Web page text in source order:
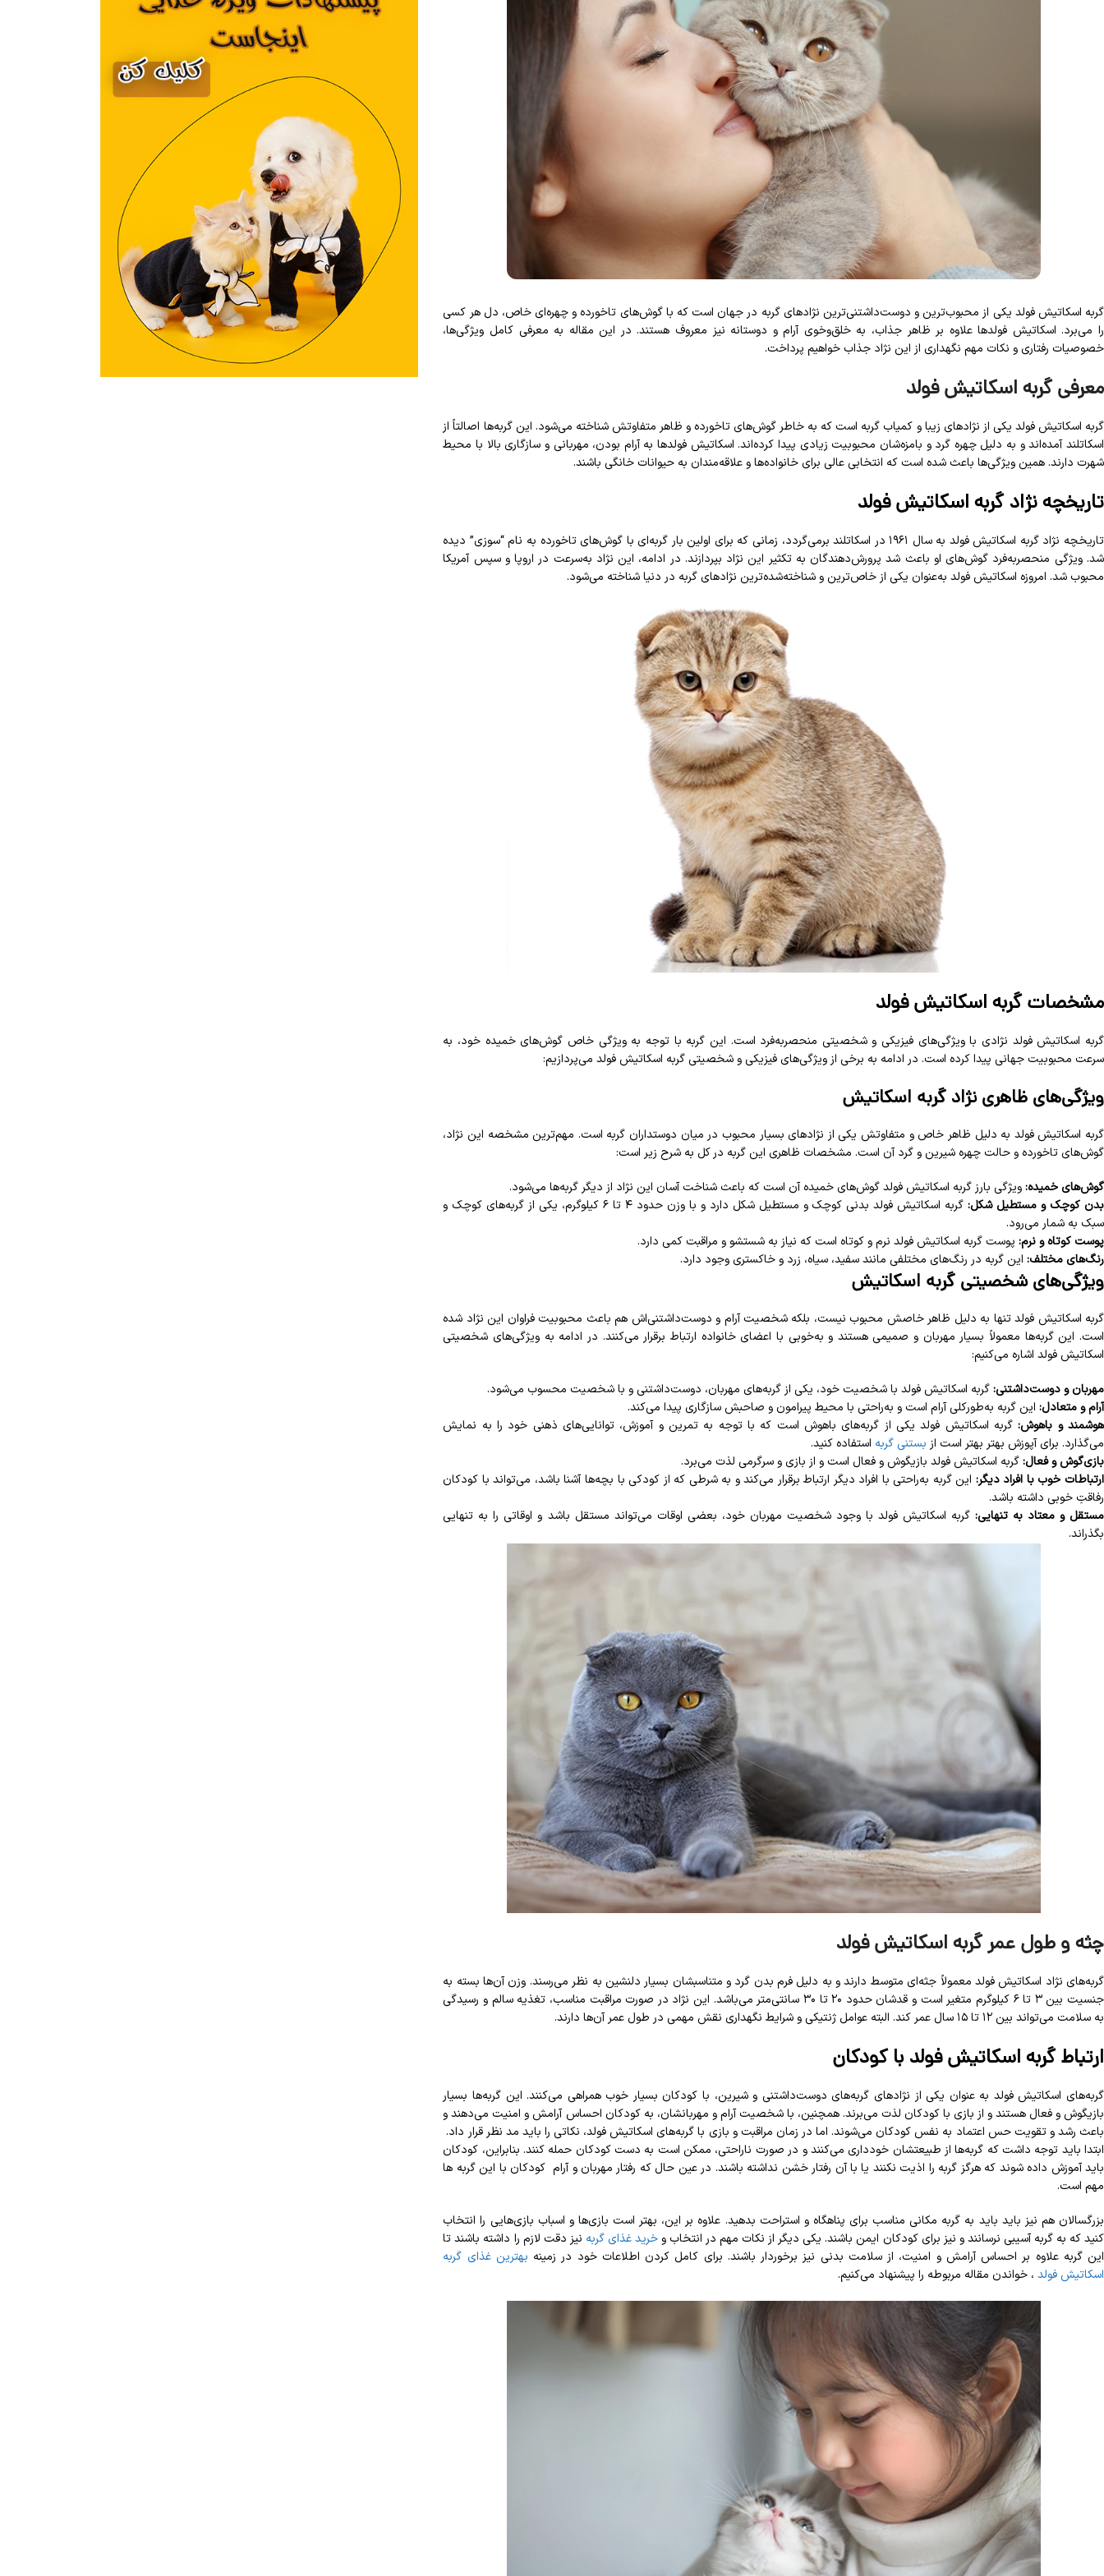
گربه اسکاتیش فولد یکی از محبوب‌ترین و دوست‌داشتنی‌ترین نژادهای گربه در جهان است که با گوش‌های تاخورده و چهره‌ای خاص، دل هر کسی
را می‌برد. اسکاتیش فولدها علاوه بر ظاهر جذاب، به خلق‌وخوی آرام و دوستانه نیز معروف هستند. در این مقاله به معرفی کامل ویژگی‌ها،
خصوصیات رفتاری و نکات مهم نگهداری از این نژاد جذاب خواهیم پرداخت.
معرفی گربه اسکاتیش فولد
گربه اسکاتیش فولد یکی از نژادهای زیبا و کمیاب گربه است که به خاطر گوش‌های تاخورده و ظاهر متفاوتش شناخته می‌شود. این گربه‌ها اصالتاً از
اسکاتلند آمده‌اند و به دلیل چهره گرد و بامزه‌شان محبوبیت زیادی پیدا کرده‌اند. اسکاتیش فولدها به آرام بودن، مهربانی و سازگاری بالا با محیط
شهرت دارند. همین ویژگی‌ها باعث شده است که انتخابی عالی برای خانواده‌ها و علاقه‌مندان به حیوانات خانگی باشند.
تاریخچه نژاد گربه اسکاتیش فولد
تاریخچه نژاد گربه اسکاتیش فولد به سال ۱۹۶۱ در اسکاتلند برمی‌گردد، زمانی که برای اولین بار گربه‌ای با گوش‌های تاخورده به نام “سوزی” دیده
شد. ویژگی منحصربه‌فرد گوش‌های او باعث شد پرورش‌دهندگان به تکثیر این نژاد بپردازند. در ادامه، این نژاد به‌سرعت در اروپا و سپس آمریکا
محبوب شد. امروزه اسکاتیش فولد به‌عنوان یکی از خاص‌ترین و شناخته‌شده‌ترین نژادهای گربه در دنیا شناخته می‌شود.
مشخصات گربه اسکاتیش فولد
گربه اسکاتیش فولد نژادی با ویژگی‌های فیزیکی و شخصیتی منحصربه‌فرد است. این گربه با توجه به ویژگی خاص گوش‌های خمیده خود، به
سرعت محبوبیت جهانی پیدا کرده است. در ادامه به برخی از ویژگی‌های فیزیکی و شخصیتی گربه اسکاتیش فولد می‌پردازیم:
ویژگی‌های ظاهری نژاد گربه اسکاتیش
گربه اسکاتیش فولد به دلیل ظاهر خاص و متفاوتش یکی از نژادهای بسیار محبوب در میان دوستداران گربه است. مهم‌ترین مشخصه این نژاد،
گوش‌های تاخورده و حالت چهره شیرین و گرد آن است. مشخصات ظاهری این گربه در کل به شرح زیر است:
گوش‌های خمیده:ویژگی بارز گربه اسکاتیش فولد گوش‌های خمیده آن است که باعث شناخت آسان این نژاد از دیگر گربه‌ها می‌شود.
بدن کوچک و مستطیل شکل:
گربه اسکاتیش فولد بدنی کوچک و مستطیل شکل دارد و با وزن حدود ۴ تا ۶ کیلوگرم، یکی از گربه‌های کوچک و
سبک به شمار می‌رود.
پوست کوتاه و نرم: پوست گربه اسکاتیش فولد نرم و کوتاه است که نیاز به شستشو و مراقبت کمی دارد.
رنگ‌های مختلف: این گربه در رنگ‌های مختلفی مانند سفید، سیاه، زرد و خاکستری وجود دارد.
ویژگی‌های شخصیتی گربه اسکاتیش
گربه اسکاتیش فولد تنها به دلیل ظاهر خاصش محبوب نیست، بلکه شخصیت آرام و دوست‌داشتنی‌اش هم باعث محبوبیت فراوان این نژاد شده
است. این گربه‌ها معمولاً بسیار مهربان و صمیمی هستند و به‌خوبی با اعضای خانواده ارتباط برقرار می‌کنند. در ادامه به ویژگی‌های شخصیتی
اسکاتیش فولد اشاره می‌کنیم:
مهربان و دوست‌داشتنی:گربه اسکاتیش فولد با شخصیت خود، یکی از گربه‌های مهربان، دوست‌داشتنی و با شخصیت محسوب می‌شود.
آرام و متعادل: این گربه به‌طورکلی آرام است و به‌راحتی با محیط پیرامون و صاحبش سازگاری پیدا می‌کند.
هوشمند و باهوش:گربه اسکاتیش فولد یکی از گربه‌های باهوش است که با توجه به تمرین و آموزش، توانایی‌های ذهنی خود را به نمایش
می‌گذارد. برای آپوزش بهتر بهتر است از بستنی گربه استفاده کنید.
بازی‌گوش و فعال:گربه اسکاتیش فولد بازیگوش و فعال است و از بازی و سرگرمی لذت می‌برد.
ارتباطات خوب با افراد دیگر: این گربه به‌راحتی با افراد دیگر ارتباط برقرار می‌کند و به شرطی که از کودکی با بچه‌ها آشنا باشد، می‌تواند با کودکان
رفاقتِ خوبی داشته باشد.
مستقل و معتاد به تنهایی: گربه اسکاتیش فولد با وجود شخصیت مهربان خود، بعضی اوقات می‌تواند مستقل باشد و اوقاتی را به تنهایی
بگذراند.
چثه و طول عمر گربه اسکاتیش فولد
گربه‌های نژاد اسکاتیش فولد معمولاً جثه‌ای متوسط دارند و به دلیل فرم بدن گرد و متناسبشان بسیار دلنشین به نظر می‌رسند. وزن آن‌ها بسته به
جنسیت بین ۳ تا ۶ کیلوگرم متغیر است و قدشان حدود ۲۰ تا ۳۰ سانتی‌متر می‌باشد. این نژاد در صورت مراقبت مناسب، تغذیه سالم و رسیدگی
به سلامت می‌تواند بین ۱۲ تا ۱۵ سال عمر کند. البته عوامل ژنتیکی و شرایط نگهداری نقش مهمی در طول عمر آن‌ها دارند.
ارتباط گربه اسکاتیش فولد با کودکان
گربه‌های اسکاتیش فولد به عنوان یکی از نژادهای گربه‌های دوست‌داشتنی و شیرین، با کودکان بسیار خوب همراهی می‌کنند. این گربه‌ها بسیار
بازیگوش و فعال هستند و از بازی با کودکان لذت می‌برند. همچنین، با شخصیت آرام و مهربانشان، به کودکان احساس آرامش و امنیت می‌دهند و
باعث رشد و تقویت حس اعتماد به نفس کودکان می‌شوند. اما در زمان مراقبت و بازی با گربه‌های اسکاتیش فولد، نکاتی را باید مد نظر قرار داد.
ابتدا باید توجه داشت که گربه‌ها از طبیعتشان خودداری می‌کنند و در صورت ناراحتی، ممکن است به دست کودکان حمله کنند. بنابراین، کودکان
باید آموزش داده شوند که هرگز گربه را اذیت نکنند یا با آن رفتار خشن نداشته باشند. در عین حال که رفتار مهربان و آرام کودکان با این گربه ها
مهم است.
بزرگسالان هم نیز باید باید به گربه مکانی مناسب برای پناهگاه و استراحت بدهید. علاوه بر این، بهتر است بازی‌ها و اسباب بازی‌هایی را انتخاب
کنید که به گربه آسیبی نرسانند و نیز برای کودکان ایمن باشند. یکی دیگر از نکات مهم در انتخاب وخرید غذای گربه نیز دقت لازم را داشته باشند تا
این گربه علاوه بر احساس آرامش و امنیت، از سلامت بدنی نیز برخوردار باشند. برای کامل کردن اطلاعات خود در زمینه بهترین غذای گربه
اسکاتیش فولد ، خواندن مقاله مربوطه را پیشنهاد می‌کنیم.